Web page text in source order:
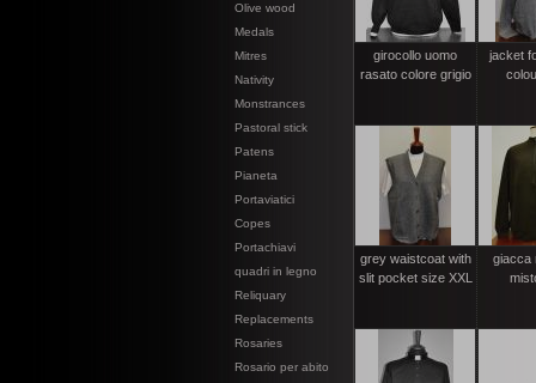
Olive wood
Medals
Mitres
Nativity
Monstrances
Pastoral stick
Patens
Pianeta
Portaviatici
Copes
Portachiavi
quadri in legno
Reliquary
Replacements
Rosaries
Rosario per abito
girocollo uomo
rasato colore grigio
jacket
grey waistcoat with
slit pocket size XXL
giacca